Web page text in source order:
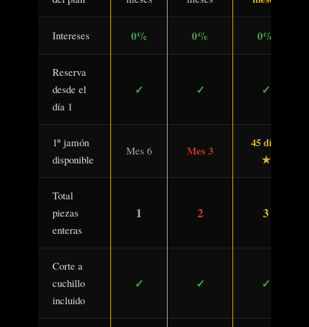
Intereses 0% 0% 0%
Reserva
desde el
día 1
✓ ✓ ✓
1º jamón
disponible
Mes 6 Mes 3
45 días
★
Total
piezas
enteras
1 2 3
Corte a
cuchillo
incluido
✓ ✓ ✓